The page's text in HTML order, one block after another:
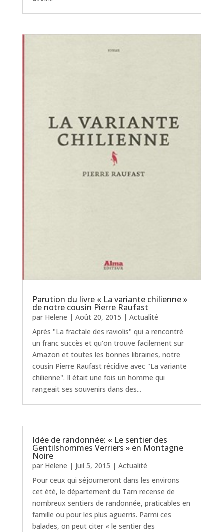
Parution du livre « La variante chilienne »
de notre cousin Pierre Raufast
par Helene | Août 20, 2015 | Actualité
Après "La fractale des raviolis" qui a rencontré
un franc succès et qu'on trouve facilement sur
Amazon et toutes les bonnes librairies, notre
cousin Pierre Raufast récidive avec "La variante
chilienne". Il était une fois un homme qui
rangeait ses souvenirs dans des...
Idée de randonnée: « Le sentier des
Gentilshommes Verriers » en Montagne
Noire
par Helene | Juil 5, 2015 | Actualité
Pour ceux qui séjourneront dans les environs
cet été, le département du Tarn recense de
nombreux sentiers de randonnée, praticables en
famille ou pour les plus aguerris. Parmi ces
balades, on peut citer « le sentier des